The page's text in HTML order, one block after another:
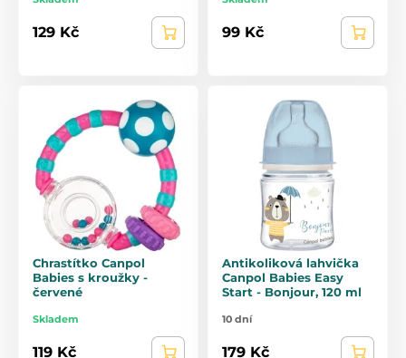
129 Kč 99 Kč
Chrastítko Canpol
Babies s kroužky -
červené
Skladem
119 Kč
Antikoliková lahvička
Canpol Babies Easy
Start - Bonjour, 120 ml
10 dní
179 Kč